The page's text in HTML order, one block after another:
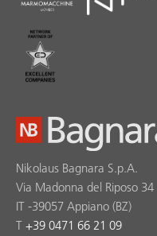
Nikolaus Bagnara S.p.A.
Via Madonna del Riposo 34
IT -39057 Appiano (BZ)
T +39 0471 66 21 09